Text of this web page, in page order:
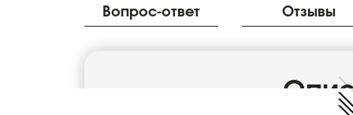
Вопрос-ответ Отзывы